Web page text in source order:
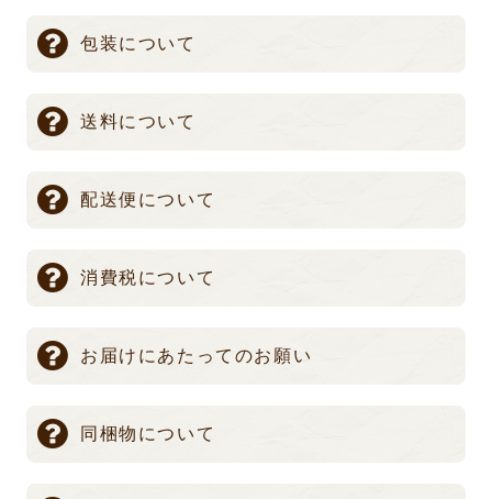
包装について
送料について
配送便について
消費税について
お届けにあたってのお願い
同梱物について